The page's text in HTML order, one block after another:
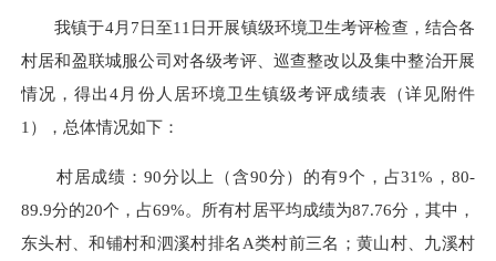
我镇于4月7日至11日开展镇级环境卫生考评检查，结合各
村居和盈联城服公司对各级考评、巡查整改以及集中整治开展
情况，得出4月份人居环境卫生镇级考评成绩表（详见附件
1），总体情况如下：
村居成绩：90分以上（含90分）的有9个，占31%，80-
89.9分的20个，占69%。所有村居平均成绩为87.76分，其中，
东头村、和铺村和泗溪村排名A类村前三名；黄山村、九溪村